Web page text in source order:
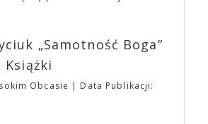
interesujących współczesnych
w swojej najbardziej zaskakującej
„Dziedzictwo. Hereditary” i
biały dzień” zrealizował najbardziej
pozwolił mu w pełni podzielić
lękami, wizją świata, a przede
tych, którzy z imprezy wyjść nie
Na terenie hali nie zabraknie
Wystawców serwujących
przekąski a przed halą
FoodTrucków. Życzymy Wam
oczekiwania na nadchodzącą
„Samotność Boga”
Książki
Obcasie
Data Publikacji: